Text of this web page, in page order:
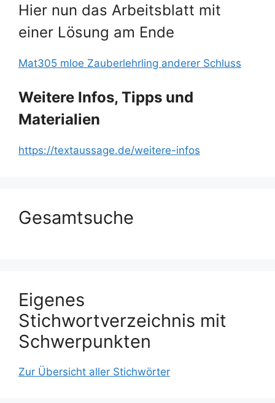
Hier nun das Arbeitsblatt mit
einer Lösung am Ende
Mat305 mloe Zauberlehrling anderer Schluss
Weitere Infos, Tipps und
Materialien
https://textaussage.de/weitere-infos
Gesamtsuche
Eigenes
Stichwortverzeichnis mit
Schwerpunkten
Zur Übersicht aller Stichwörter